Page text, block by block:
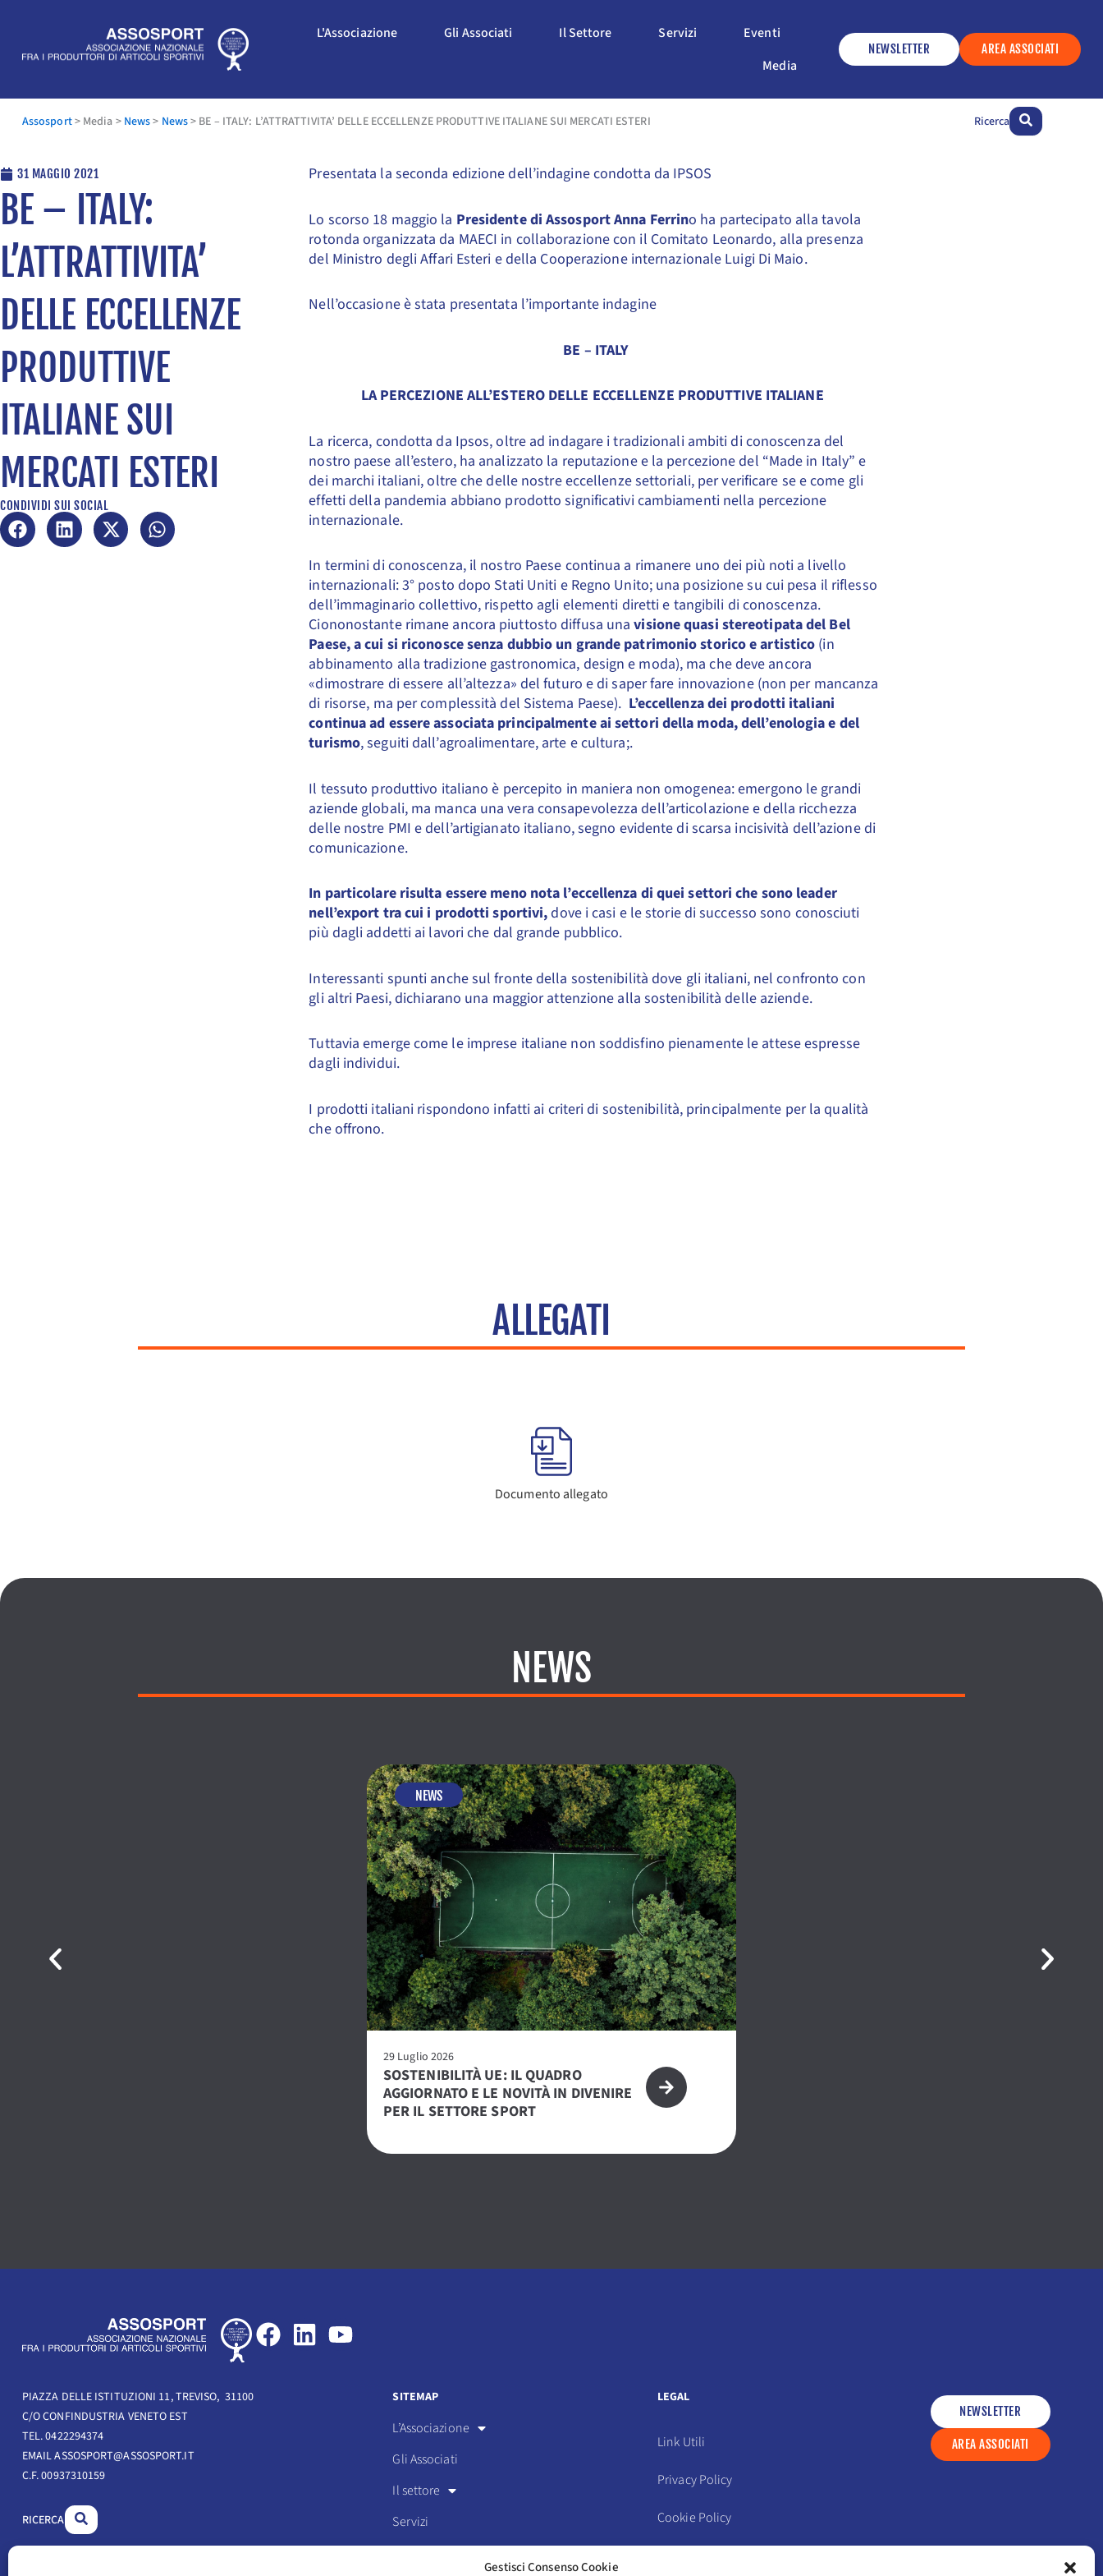
Gestisci Consenso Cookie
contenuto
L'Associazione Apri L'Associazione
Gli Associati Apri Gli Associati
Il Settore Apri Il Settore
Servizi Apri ServiziEventi
Media Apri Media
NEWSLETTER AREA ASSOCIATI
Assosport> Media > News> News> BE – ITALY: L’ATTRATTIVITA’ DELLE ECCELLENZE PRODUTTIVE ITALIANE SUI MERCATI ESTERI Ricerca
31 MAGGIO 2021
BE – ITALY:
L’ATTRATTIVITA’
DELLE ECCELLENZE
PRODUTTIVE
ITALIANE SUI
MERCATI ESTERI
CONDIVIDI SUI SOCIAL
Presentata la seconda edizione dell’indagine condotta da IPSOS
Lo scorso 18 maggio la Presidente di Assosport Anna Ferrino ha partecipato alla tavola
rotonda organizzata da MAECI in collaborazione con il Comitato Leonardo, alla presenza
del Ministro degli Affari Esteri e della Cooperazione internazionale Luigi Di Maio.
Nell’occasione è stata presentata l’importante indagine
BE – ITALY
LA PERCEZIONE ALL’ESTERO DELLE ECCELLENZE PRODUTTIVE ITALIANE
La ricerca, condotta da Ipsos, oltre ad indagare i tradizionali ambiti di conoscenza del
nostro paese all’estero, ha analizzato la reputazione e la percezione del “Made in Italy” e
dei marchi italiani, oltre che delle nostre eccellenze settoriali, per verificare se e come gli
effetti della pandemia abbiano prodotto significativi cambiamenti nella percezione
internazionale.
In termini di conoscenza, il nostro Paese continua a rimanere uno dei più noti a livello
internazionali: 3° posto dopo Stati Uniti e Regno Unito; una posizione su cui pesa il riflesso
dell’immaginario collettivo, rispetto agli elementi diretti e tangibili di conoscenza.
Ciononostante rimane ancora piuttosto diffusa unavisione quasi stereotipata del Bel
Paese, a cui si riconosce senza dubbio un grande patrimonio storico e artistico (in
abbinamento alla tradizione gastronomica, design e moda), ma che deve ancora
«dimostrare di essere all’altezza» del futuro e di saper fare innovazione (non per mancanza
di risorse, ma per complessità del Sistema Paese). L’eccellenza dei prodotti italiani
continua ad essere associata principalmente ai settori della moda, dell’enologia e del
turismo, seguiti dall’agroalimentare, arte e cultura;.
Il tessuto produttivo italiano è percepito in maniera non omogenea: emergono le grandi
aziende globali, ma manca una vera consapevolezza dell’articolazione e della ricchezza
delle nostre PMI e dell’artigianato italiano, segno evidente di scarsa incisività dell’azione di
comunicazione.
In particolare risulta essere meno nota l’eccellenza di quei settori che sono leader
nell’export tra cui i prodotti sportivi,dove i casi e le storie di successo sono conosciuti
più dagli addetti ai lavori che dal grande pubblico.
Interessanti spunti anche sul fronte della sostenibilità dove gli italiani, nel confronto con
gli altri Paesi, dichiarano una maggior attenzione alla sostenibilità delle aziende.
Tuttavia emerge come le imprese italiane non soddisfino pienamente le attese espresse
dagli individui.
I prodotti italiani rispondono infatti ai criteri di sostenibilità, principalmente per la qualità
che offrono.
ALLEGATI
Documento allegato
NEWS
NEWS
29 Luglio 2026
SOSTENIBILITÀ UE: IL QUADRO
AGGIORNATO E LE NOVITÀ IN DIVENIRE
PER IL SETTORE SPORT
F
a
L
i
Y
o
PIAZZA DELLE ISTITUZIONI 11, TREVISO, 31100
C/O CONFINDUSTRIA VENETO EST
TEL. 0422294374
EMAIL ASSOSPORT@ASSOSPORT.IT
C.F. 00937310159
RICERCA
SITEMAP
L’Associazione
Gli Associati
Il settore
Servizi
LEGAL
Link Utili
Privacy Policy
Cookie Policy
NEWSLETTER
AREA ASSOCIATI